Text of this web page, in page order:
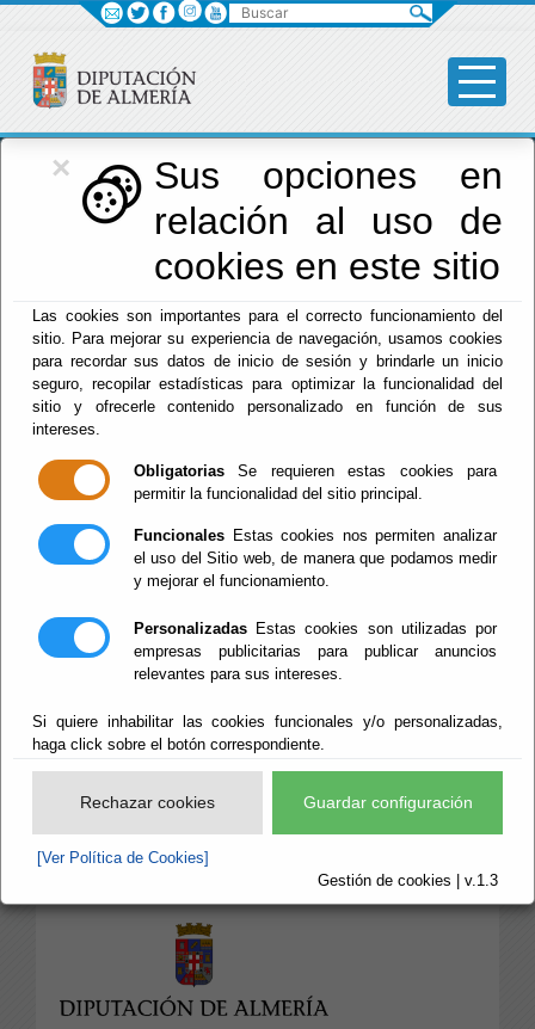
×
Sus opciones en
relación al uso de
cookies en este sitio
Las cookies son importantes para el correcto funcionamiento del
sitio. Para mejorar su experiencia de navegación, usamos cookies
para recordar sus datos de inicio de sesión y brindarle un inicio
seguro, recopilar estadísticas para optimizar la funcionalidad del
sitio y ofrecerle contenido personalizado en función de sus
intereses.
Obligatorias Se requieren estas cookies para
permitir la funcionalidad del sitio principal.
Funcionales Estas cookies nos permiten analizar
el uso del Sitio web, de manera que podamos medir
y mejorar el funcionamiento.
Personalizadas Estas cookies son utilizadas por
empresas publicitarias para publicar anuncios
relevantes para sus intereses.
Si quiere inhabilitar las cookies funcionales y/o personalizadas,
haga click sobre el botón correspondiente.
Rechazar cookies Guardar configuración
[Ver Política de Cookies]
Gestión de cookies | v.1.3
Diputación
Menú Diputación
CUENTA
GENERAL 2023
Diputación Provincial de Almería
Área de Economía
Economía
General
Publicado:05/11/2025
B
b
Buscar